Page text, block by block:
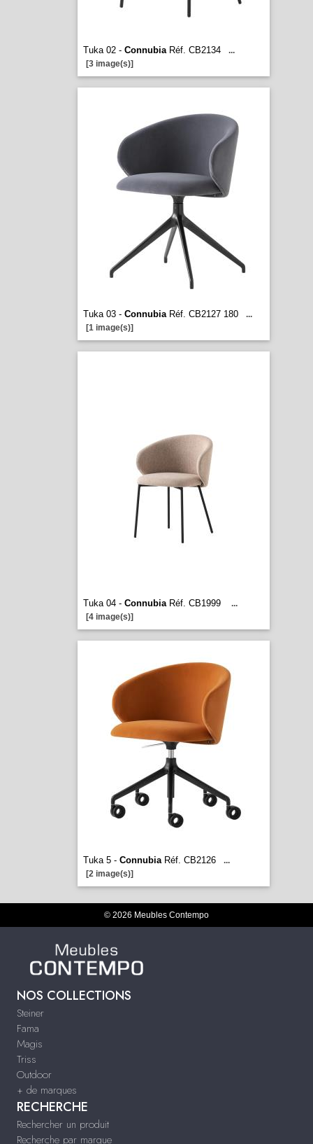
Tuka 02 - ConnubiaRéf. CB2134
...
[3 image(s)]
Tuka 03 - ConnubiaRéf. CB2127 180
...
[1 image(s)]
Tuka 04 - ConnubiaRéf. CB1999
...
[4 image(s)]
Tuka 5 - ConnubiaRéf. CB2126
...
[2 image(s)]
© 2026 Meubles Contempo
NOS COLLECTIONS
Steiner
Fama
Magis
Triss
Outdoor
+ de marques
RECHERCHE
Rechercher un produit
Recherche par marque